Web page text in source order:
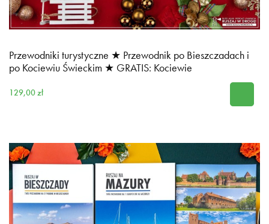
Przewodniki turystyczne ★ Przewodnik po Bieszczadach i
po Kociewiu Świeckim ★ GRATIS: Kociewie
129,00 zł